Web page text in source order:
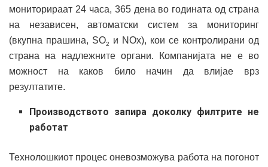
мониторираат 24 часа, 365 дена во годината од страна
на независен, автоматски систем за мониторинг
(вкупна прашина, SO2
и NOx), кои се контролирани од
страна на надлежните органи. Компанијата не е во
можност на каков било начин да влијае врз
резултатите.
Производството запира доколку филтрите не
работат
Технолошкиот процес оневозможува работа на погонот